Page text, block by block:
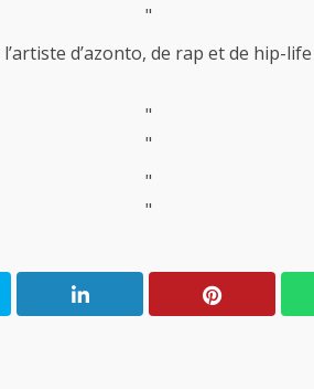
"
d’azonto, de rap et de hip-life
"
"
"
"